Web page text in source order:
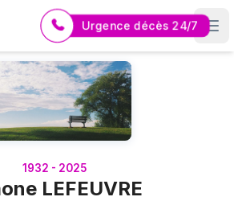
GUERIN
Urgence décès 24/7
1932 - 2025
LEFEUVRE